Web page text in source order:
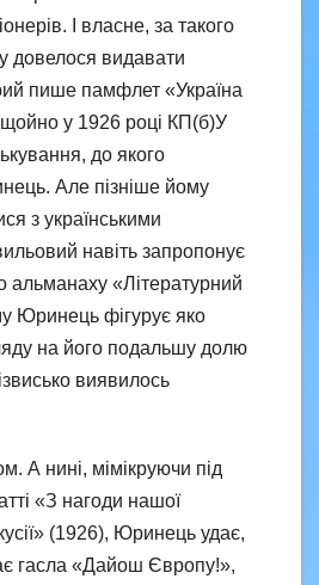
І власне, за такого
довелося видавати
пише памфлет «Україна
у 1926 році КП(б)У
до якого
Але пізніше йому
з українськими
навіть запропонує
альманаху «Літературний
Юринець фігурує яко
на його подальшу долю
виявилось
А нині, мімікруючи під
«З нагоди нашої
(1926), Юринець удає,
гасла «Дайош Європу!»,